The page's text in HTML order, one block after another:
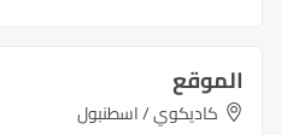
الموقع
كاديكوي / اسطنبول